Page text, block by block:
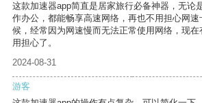
这款加速器app简直是居家旅行必备神器，无论
作办公，都能畅享高速网络，再也不用担心网
候，经常因为网速慢而无法正常使用网络，现
用担心了。
2024-08-31
游客